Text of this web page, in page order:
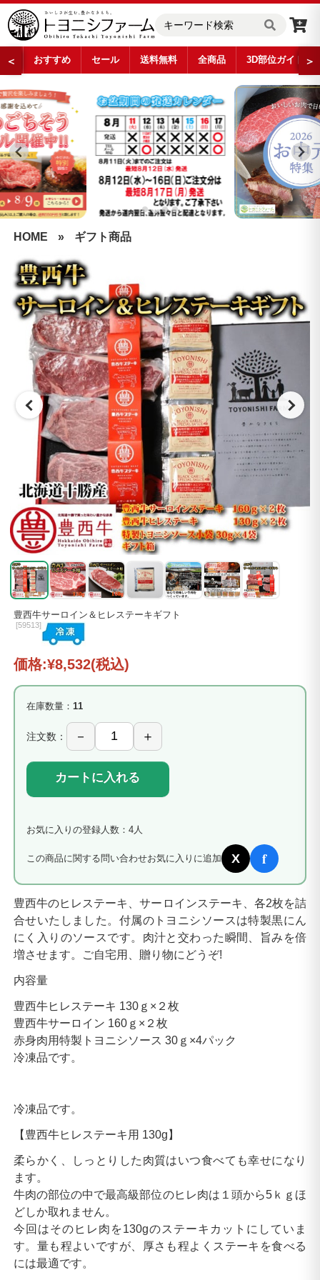
＜ おすすめ セール 送料無料 全商品 3D部位ガイド ＞
HOME » ギフト商品
豊西牛サーロイン＆ヒレステーキギフト
[59513]
価格:¥8,532(税込)
在庫数量： 11
注文数：
カートに入れる
お気に入りの登録人数：4人
この商品に関する問い合わせお気に入りに追加 X f
豊西牛のヒレステーキ、サーロインステーキ、各2枚を詰
合せいたしました。付属のトヨニシソースは特製黒にん
にく入りのソースです。肉汁と交わった瞬間、旨みを倍
増させます。ご自宅用、贈り物にどうぞ!
内容量
豊西牛ヒレステーキ 130ｇ×２枚
豊西牛サーロイン 160ｇ×２枚
赤身肉用特製トヨニシソース 30ｇ×4パック
冷凍品です。
冷凍品です。
【豊西牛ヒレステーキ用 130g】
柔らかく、しっとりした肉質はいつ食べても幸せになり
ます。
牛肉の部位の中で最高級部位のヒレ肉は１頭から5ｋｇほ
どしか取れません。
今回はそのヒレ肉を130gのステーキカットにしていま
す。量も程よいですが、厚さも程よくステーキを食べる
には最適です。